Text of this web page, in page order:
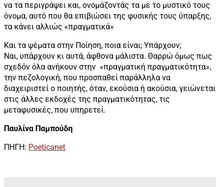
να τα περιγράψει και, ονομάζοντάς τα με το μυστικό τους
όνομα, αυτό που θα επιβιώσει της φυσικής τους ύπαρξης,
τα κάνει αλλιώς «πραγματικά»
Και τα ψέματα στην Ποίηση, ποια είναι; Υπάρχουν;
Ναι, υπάρχουν κι αυτά, άφθονα μάλιστα. Θαρρώ όμως πως
σχεδόν όλα ανήκουν στην «πραγματική πραγματικότητα»,
την πεζολογική, που προσπαθεί παράλληλα να
διαχειριστεί ο ποιητής, όταν, εκούσια ή ακούσια, γειώνεται
στις άλλες εκδοχές της πραγματικότητας, τις
μεταφυσικές, που υπηρετεί.
Παυλίνα Παμπούδη
ΠΗΓΗ: Poeticanet